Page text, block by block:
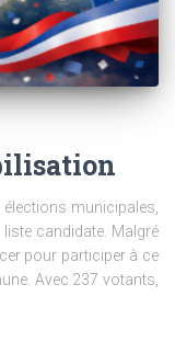
municipales,
candidate. Malgré
pour participer à ce
Avec 237 votants,